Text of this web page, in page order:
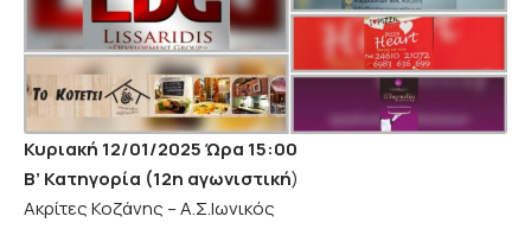
Κυριακή 12/01/2025 Ώρα 15:00
Β’ Κατηγορία (12η αγωνιστική)
Ακρίτες Κοζάνης – Α.Σ.Ιωνικός